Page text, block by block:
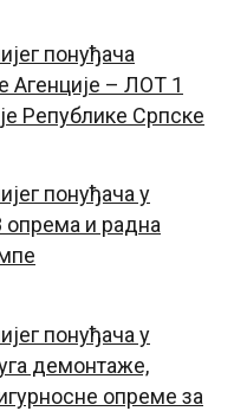
понуђача
Агенције – ЛОТ 1
Републике Српске
понуђача у
опрема и радна
понуђача у
демонтаже,
опреме за